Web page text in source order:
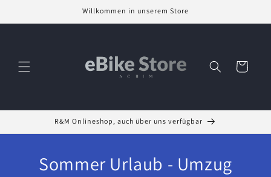
Inhalt
Willkommen in unserem Store
Warenkorb
R&M Onlineshop, auch über uns verfügbar
Sommer Urlaub - Umzug